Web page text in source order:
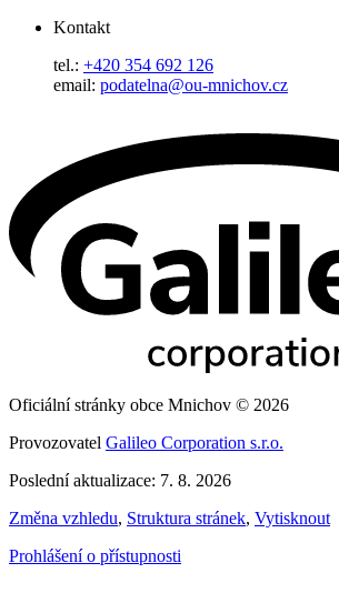
Kontakt
tel.: +420 354 692 126
email: podatelna@ou-mnichov.cz
Oficiální stránky obce Mnichov © 2026
Provozovatel Galileo Corporation s.r.o.
Poslední aktualizace: 7. 8. 2026
Změna vzhledu, Struktura stránek, Vytisknout
Prohlášení o přístupnosti